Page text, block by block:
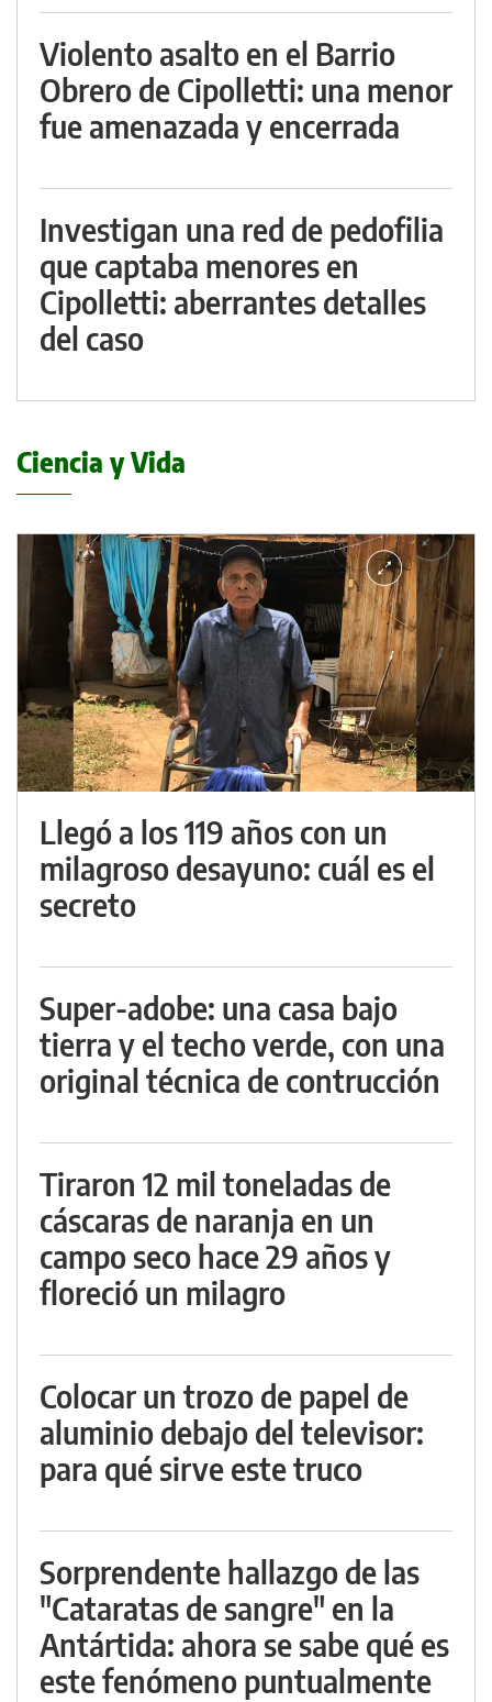
Violento asalto en el Barrio
Obrero de Cipolletti: una menor
fue amenazada y encerrada
Investigan una red de pedofilia
que captaba menores en
Cipolletti: aberrantes detalles
del caso
Ciencia y Vida
Llegó a los 119 años con un
milagroso desayuno: cuál es el
secreto
Super-adobe: una casa bajo
tierra y el techo verde, con una
original técnica de contrucción
Tiraron 12 mil toneladas de
cáscaras de naranja en un
campo seco hace 29 años y
floreció un milagro
Colocar un trozo de papel de
aluminio debajo del televisor:
para qué sirve este truco
Sorprendente hallazgo de las
"Cataratas de sangre" en la
Antártida: ahora se sabe qué es
este fenómeno puntualmente